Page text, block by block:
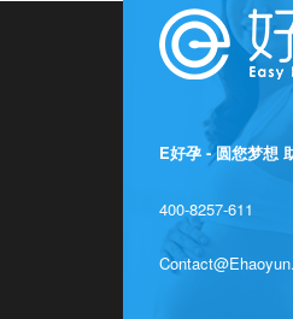
E好孕 - 圆您梦想
400-8257-611